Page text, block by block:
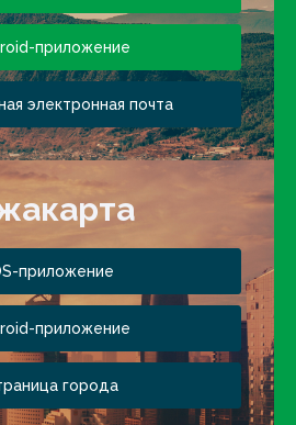
приложение
электронная почта
приложение
приложение
города